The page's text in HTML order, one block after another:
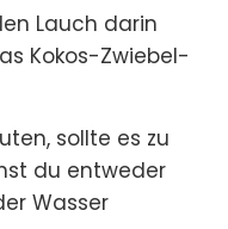
Lauch darin
Kokos-Zwiebel-
sollte es zu
du entweder
Wasser